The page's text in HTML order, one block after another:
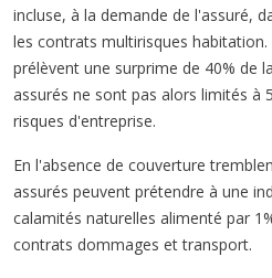
incluse, à la demande de l'assuré,
les contrats multirisques habitation.
prélèvent une surprime de 40% de
assurés ne sont pas alors limités à
risques d'entreprise.
En l'absence de couverture
assurés peuvent prétendre à une
calamités naturelles alimenté par
contrats dommages et transport.